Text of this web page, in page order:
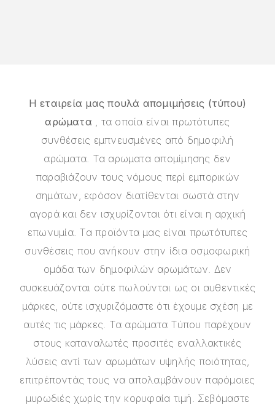
Η εταιρεία μας πουλά απομιμήσεις (τύπου)
αρώματα , τα οποία είναι πρωτότυπες
συνθέσεις εμπνευσμένες από δημοφιλή
αρώματα. Τα αρωματα απομίμησης δεν
παραβιάζουν τους νόμους περί εμπορικών
σημάτων, εφόσον διατίθενται σωστά στην
αγορά και δεν ισχυρίζονται ότι είναι η αρχική
επωνυμία. Τα προϊόντα μας είναι πρωτότυπες
συνθέσεις που ανήκουν στην ίδια οσμοφωρική
ομάδα των δημοφιλών αρωμάτων. Δεν
συσκευάζονται ούτε πωλούνται ως οι αυθεντικές
μάρκες, ούτε ισχυριζόμαστε ότι έχουμε σχέση με
αυτές τις μάρκες. Τα αρώματα Τύπου παρέχουν
στους καταναλωτές προσιτές εναλλακτικές
λύσεις αντί των αρωμάτων υψηλής ποιότητας,
επιτρέποντάς τους να απολαμβάνουν παρόμοιες
μυρωδιές χωρίς την κορυφαία τιμή. Σεβόμαστε